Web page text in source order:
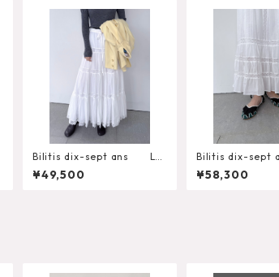
Bilitis dix-sept ans Lo
ng LaceSkirt
¥49,500
Bilitis dix-
waidian Lace
¥58,300